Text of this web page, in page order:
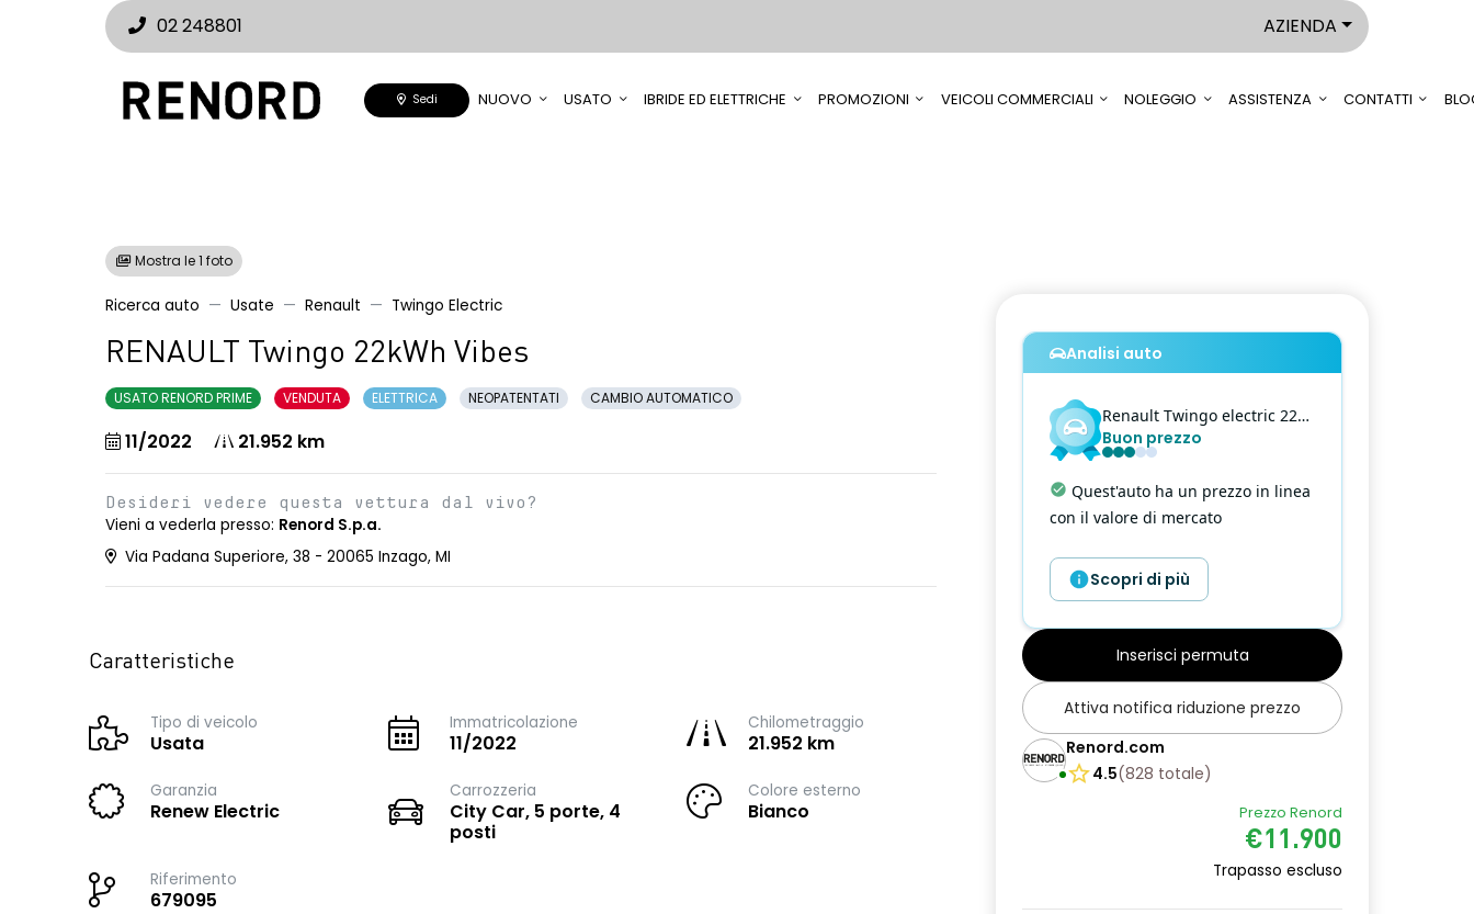
02 248801 AZIENDA
Sedi NUOVO USATO IBRIDE ED ELETTRICHE PROMOZIONI VEICOLI COMMERCIALI NOLEGGIO ASSISTENZA CONTATTI
Mostra le 1 foto
Ricerca auto Usate Renault Twingo Electric
RENAULT Twingo 22kWh Vibes
USATO RENORD PRIME VENDUTA ELETTRICA NEOPATENTATI CAMBIO AUTOMATICO
11/2022 21.952 km
Desideri vedere questa vettura dal vivo?
Vieni a vederla presso: Renord S.p.a.
Via Padana Superiore, 38 - 20065 Inzago, MI
Caratteristiche
Tipo di veicolo
Usata
Immatricolazione
11/2022
Chilometraggio
21.952 km
Garanzia
Renew Electric
Carrozzeria
City Car, 5 porte, 4
posti
Colore esterno
Bianco
Riferimento
679095
Analisi auto
Renault Twingo electric 22kwh vibes
Buon prezzo
Quest'auto ha un prezzo in linea
con il valore di mercato
Scopri di più
Inserisci permuta
Attiva notifica riduzione prezzo
Renord.com
4.5(828 totale)
Prezzo Renord
€11.900
Trapasso escluso